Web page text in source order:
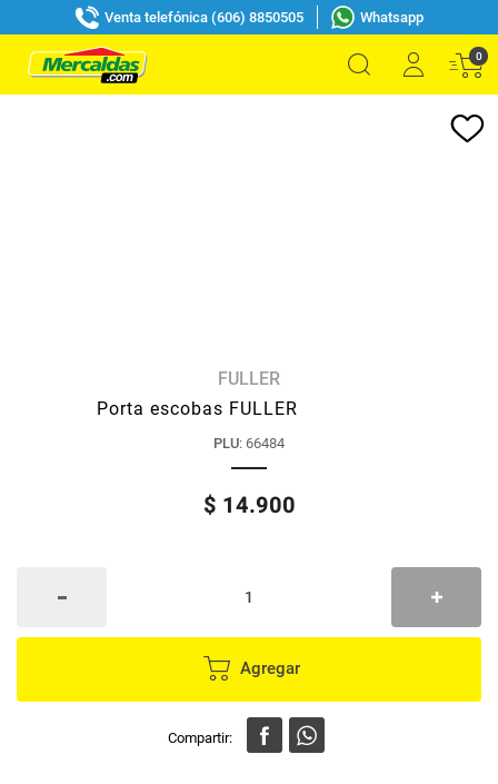
Venta telefónica (606) 8850505 Whatsapp
0
FULLER
Porta escobas FULLER
PLU: 66484
$ 14.900
Agregar